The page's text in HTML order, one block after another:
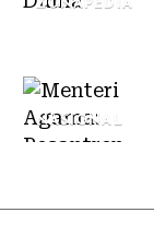
ZONAPEDIA
NASIONAL